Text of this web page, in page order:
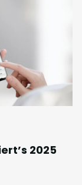
2025